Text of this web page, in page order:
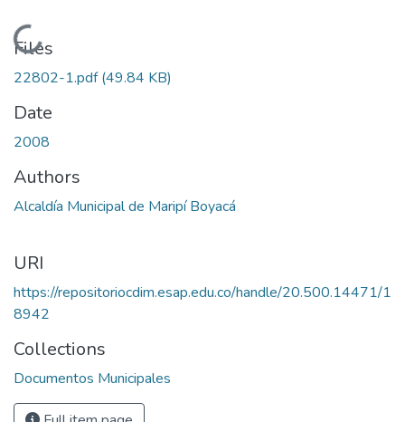
Loading...
Files
22802-1.pdf(49.84 KB)
Date
2008
Authors
Alcaldía Municipal de Maripí Boyacá
URI
https://repositoriocdim.esap.edu.co/handle/20.500.14471/1
8942
Collections
Documentos Municipales